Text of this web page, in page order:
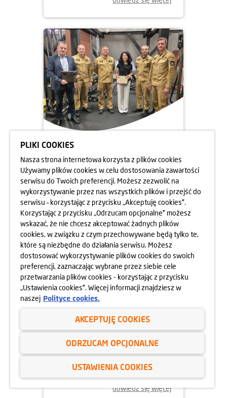
05.06.2025
DBAMY O FORMĘ STRAŻAKÓW
dowiedz się więcej
02.06.2025
ODYSEJA UMYSŁU 2025
dowiedz się więcej
PLIKI COOKIES
Nasza strona internetowa korzysta z plików cookies
Używamy plików cookies w celu dostosowania zawartości
serwisu do Twoich preferencji. Możesz zezwolić na
wykorzystywanie przez nas wszystkich plików i przejść do
serwisu – korzystając z przycisku „Akceptuję cookies”.
Korzystając z przycisku „Odrzucam opcjonalne” możesz
wskazać, że nie chcesz akceptować żadnych plików
cookies, w związku z czym przechowywane będą tylko te,
które są niezbędne do działania serwisu. Możesz
dostosować wykorzystywanie plików cookies do swoich
preferencji, zaznaczając wybrane przez siebie cele
przetwarzania plików cookies - korzystając z przycisku
„Ustawienia cookies”. Więcej informacji znajdziesz w
naszej Polityce cookies.
AKCEPTUJĘ COOKIES
ODRZUCAM OPCJONALNE
USTAWIENIA COOKIES